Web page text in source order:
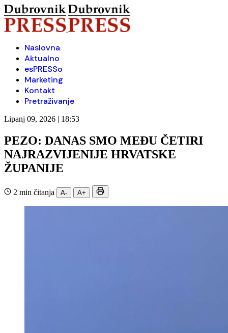
Naslovna
Aktualno
esPRESSo
Marketing
Kontakt
Pretraživanje
Lipanj 09, 2026 | 18:53
PEZO: DANAS SMO MEĐU ČETIRI
NAJRAZVIJENIJE HRVATSKE
ŽUPANIJE
2 min čitanja A- A+